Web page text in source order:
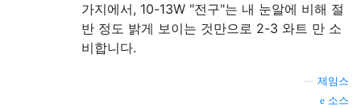
가지에서, 10-13W "전구"는 내 눈알에 비해 절
반 정도 밝게 보이는 것만으로 2-3 와트 만 소
비합니다.
제임스
소스